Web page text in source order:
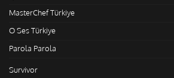
MasterChef Türkiye
O Ses Türkiye
Parola Parola
Survivor